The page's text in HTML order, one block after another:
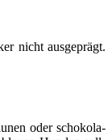
nicht aus­ge­prägt.
oder scho­ko­la­